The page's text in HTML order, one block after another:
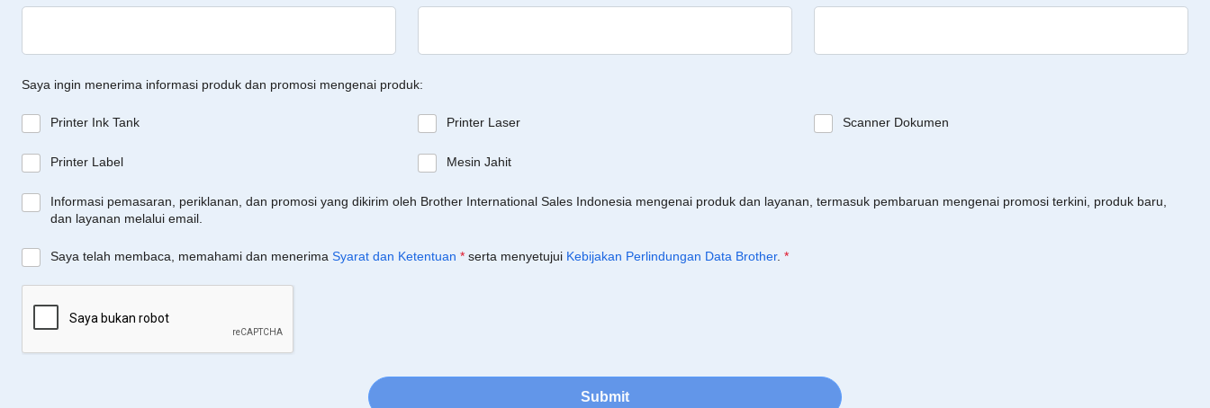
Saya ingin menerima informasi produk dan promosi mengenai produk:
Printer Ink Tank Printer Laser Scanner Dokumen
Printer Label Mesin Jahit
Informasi pemasaran, periklanan, dan promosi yang dikirim oleh Brother International Sales Indonesia mengenai produk dan layanan, termasuk pembaruan mengenai promosi terkini, produk baru,
dan layanan melalui email.
Saya telah membaca, memahami dan menerima Syarat dan Ketentuan * serta menyetujui Kebijakan Perlindungan Data Brother. *
Submit